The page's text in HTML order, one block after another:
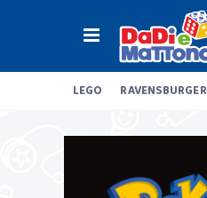
LEGO RAVENSBURGER